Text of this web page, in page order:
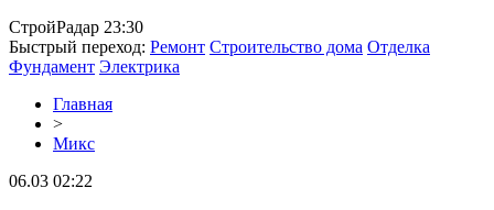
СтройРадар 23:30
Быстрый переход: Ремонт Строительство дома Отделка
Фундамент Электрика
Главная
>
Микс
06.03 02:22